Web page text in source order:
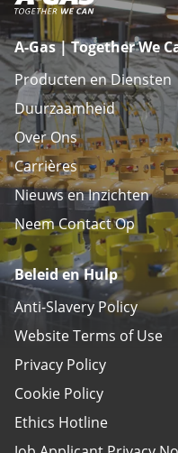
A-Gas | Together We
Producten en Diensten
Duurzaamheid
Over Ons
Carrières
Nieuws en Inzichten
Neem Contact Op
Beleid en Hulp
Anti-Slavery Policy
Website Terms of Use
Privacy Policy
Cookie Policy
Ethics Hotline